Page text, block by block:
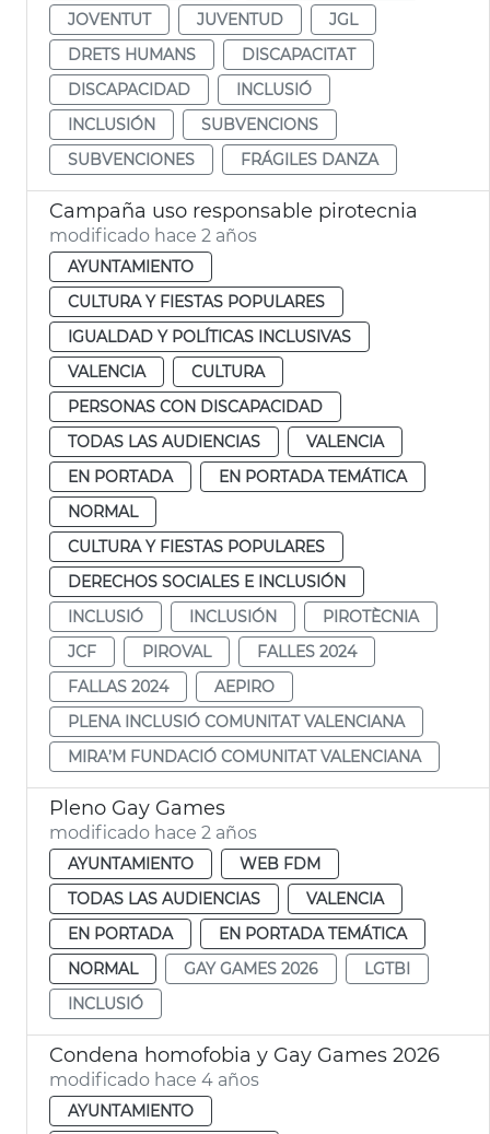
JOVENTUT
JUVENTUD
JGL
DRETS HUMANS
DISCAPACITAT
DISCAPACIDAD
INCLUSIÓ
INCLUSIÓN
SUBVENCIONS
SUBVENCIONES
FRÁGILES DANZA
Campaña uso responsable pirotecnia
modificado hace 2 años
AYUNTAMIENTO
CULTURA Y FIESTAS POPULARES
IGUALDAD Y POLÍTICAS INCLUSIVAS
VALENCIA
CULTURA
PERSONAS CON DISCAPACIDAD
TODAS LAS AUDIENCIAS
VALENCIA
EN PORTADA
EN PORTADA TEMÁTICA
NORMAL
CULTURA Y FIESTAS POPULARES
DERECHOS SOCIALES E INCLUSIÓN
INCLUSIÓ
INCLUSIÓN
PIROTÈCNIA
JCF
PIROVAL
FALLES 2024
FALLAS 2024
AEPIRO
PLENA INCLUSIÓ COMUNITAT VALENCIANA
MIRA’M FUNDACIÓ COMUNITAT VALENCIANA
Pleno Gay Games
modificado hace 2 años
AYUNTAMIENTO
WEB FDM
TODAS LAS AUDIENCIAS
VALENCIA
EN PORTADA
EN PORTADA TEMÁTICA
NORMAL
GAY GAMES 2026
LGTBI
INCLUSIÓ
Condena homofobia y Gay Games 2026
modificado hace 4 años
AYUNTAMIENTO